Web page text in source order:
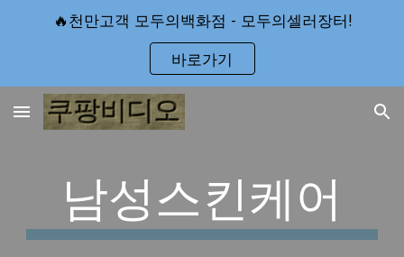
Skip to main content Skip to navigation
🔥천만고객 모두의백화점 - 모두의셀러장터!
바로가기
남성스킨케어